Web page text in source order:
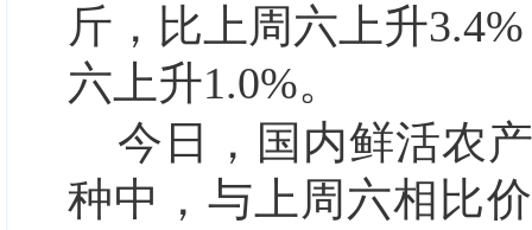
斤，比上周六上升
六上升1.0%。
今日，国内鲜活农
种中，与上周六相比